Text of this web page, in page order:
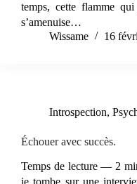
temps, cette flamme
s’amenuise…
Wissame
16
Introspection,
Échouer avec succès.
Temps de lecture — 2